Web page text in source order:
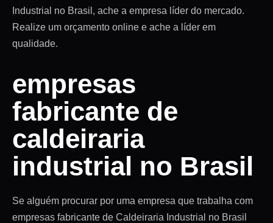
Industrial no Brasil, ache a empresa líder do mercado.
Realize um orçamento online e ache a líder em
qualidade.
empresas
fabricante de
caldeiraria
industrial no Brasil
Se alguém procurar por uma empresa que trabalha com
empresas fabricante de Caldeiraria Industrial no Brasil